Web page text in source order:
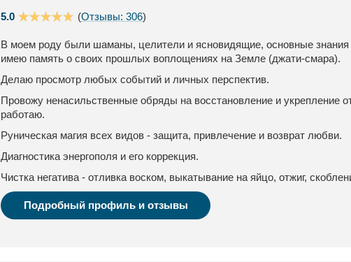
5.0 (Отзывы: 306)
В моем роду были шаманы, целители и ясновидящие, основные знания
имею память о своих прошлых воплощениях на Земле (джати-смара).
Делаю просмотр любых событий и личных перспектив.
Провожу ненасильственные обряды на восстановление и укрепление
работаю.
Руническая магия всех видов - защита, привлечение и возврат любви.
Диагностика энергополя и его коррекция.
Чистка негатива - отливка воском, выкатывание на яйцо, отжиг,
Подробный профиль и отзывы